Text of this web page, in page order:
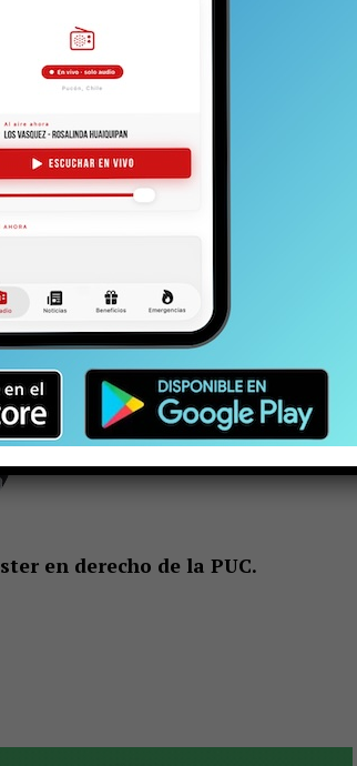
la calidad de vida de los
de copropiedad inmobiliaria. Por
comunes por ejecutar las
condominio.
inmobiliaria, ley número
la mayoría de los casos– que si
ningún propietario
ya mencionadas.
en derecho de la PUC.